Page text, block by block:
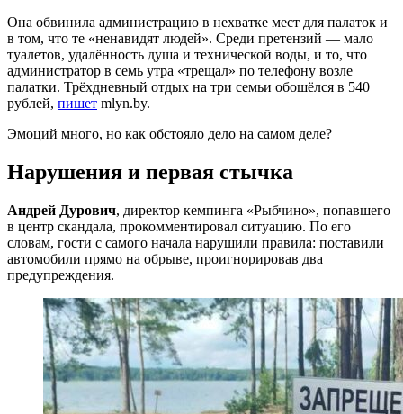
Она обвинила администрацию в нехватке мест для палаток и
в том, что те «ненавидят людей». Среди претензий — мало
туалетов, удалённость душа и технической воды, и то, что
администратор в семь утра «трещал» по телефону возле
палатки. Трёхдневный отдых на три семьи обошёлся в 540
рублей, пишет mlyn.by.
Эмоций много, но как обстояло дело на самом деле?
Нарушения и первая стычка
Андрей Дурович, директор кемпинга «Рыбчино», попавшего
в центр скандала, прокомментировал ситуацию. По его
словам, гости с самого начала нарушили правила: поставили
автомобили прямо на обрыве, проигнорировав два
предупреждения.